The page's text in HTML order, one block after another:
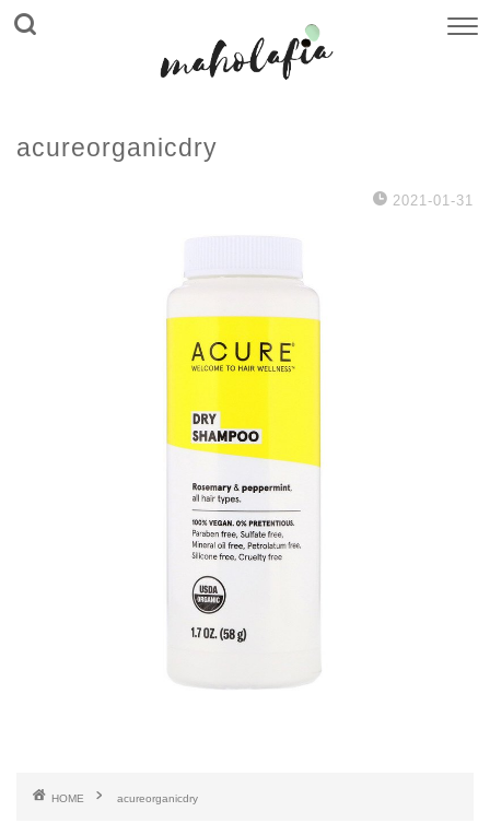
acureorganicdry
2021-01-31
HOME acureorganicdry